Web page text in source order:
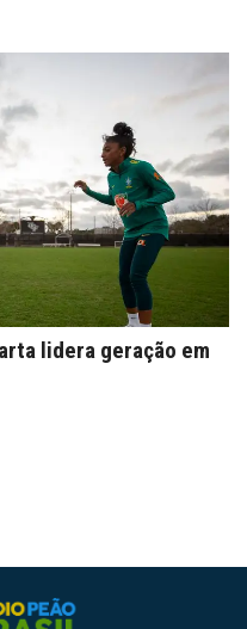
lidera geração em